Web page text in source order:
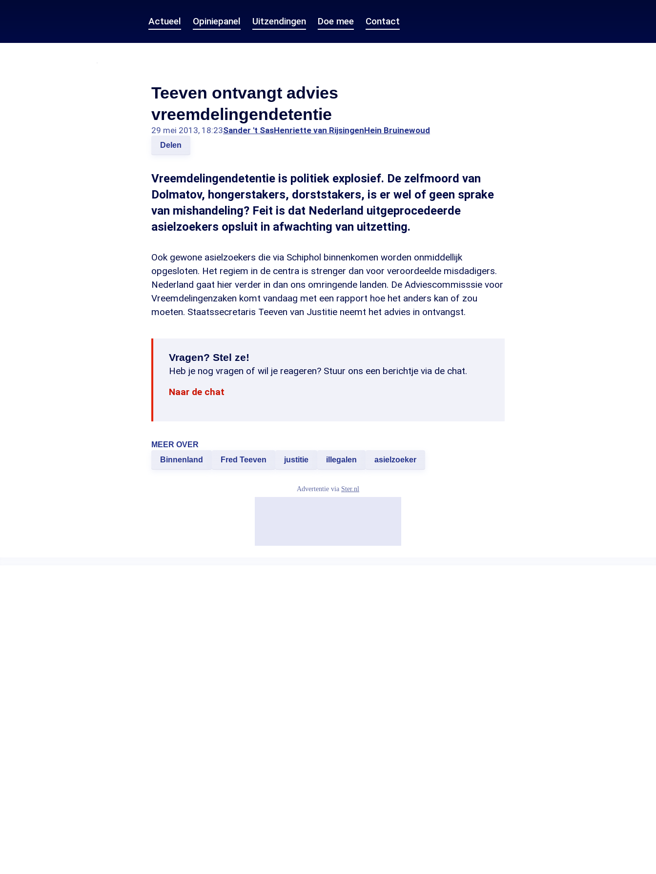
Actueel Opiniepanel Uitzendingen Doe mee Contact
Teeven ontvangt advies
vreemdelingendetentie
29 mei 2013, 18:23Sander 't SasHenriette van RijsingenHein Bruinewoud
Delen
Vreemdelingendetentie is politiek explosief. De zelfmoord van
Dolmatov, hongerstakers, dorststakers, is er wel of geen sprake
van mishandeling? Feit is dat Nederland uitgeprocedeerde
asielzoekers opsluit in afwachting van uitzetting.
Ook gewone asielzoekers die via Schiphol binnenkomen worden onmiddellijk
opgesloten. Het regiem in de centra is strenger dan voor veroordeelde misdadigers.
Nederland gaat hier verder in dan ons omringende landen. De Adviescommisssie voor
Vreemdelingenzaken komt vandaag met een rapport hoe het anders kan of zou
moeten. Staatssecretaris Teeven van Justitie neemt het advies in ontvangst.
Vragen? Stel ze!
Heb je nog vragen of wil je reageren? Stuur ons een berichtje via de chat.
Naar de chat
MEER OVER
Binnenland
Fred Teeven justitie illegalen asielzoeker
Advertentie via Ster.nl